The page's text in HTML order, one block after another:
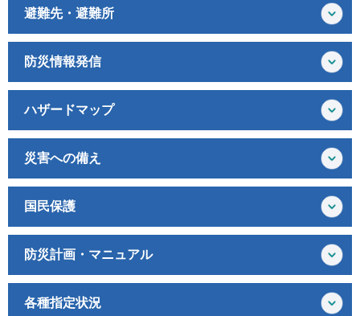
避難先・避難所
防災情報発信
ハザードマップ
災害への備え
国民保護
防災計画・マニュアル
各種指定状況